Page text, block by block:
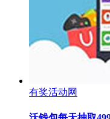
有奖活动网